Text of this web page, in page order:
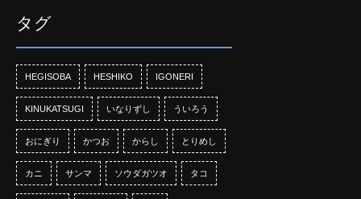
タグ
HEGISOBA HESHIKO IGONERI
KINUKATSUGI いなりずし ういろう
おにぎり かつお からし とりめし
カニ サンマ ソウダガツオ タコ